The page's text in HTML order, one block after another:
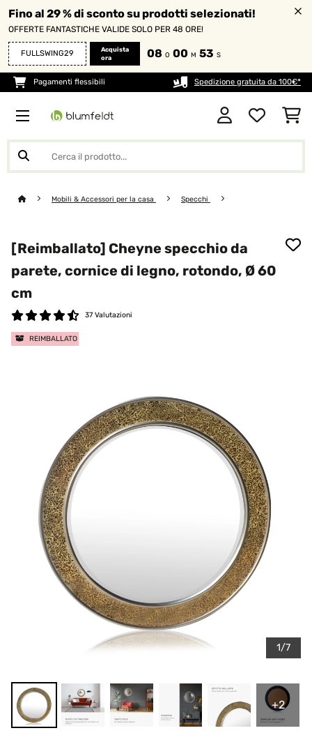
Fino al 29 % di sconto su prodotti selezionati!
OFFERTE FANTASTICHE VALIDE SOLO PER 48 ORE!
FULLSWING29
Acquista
ora
08 O 00 M 52 S
Pagamenti flessibili Spedizione gratuita da 100€*
Mobili & Accessori per la casa Specchi
[Reimballato] Cheyne specchio da
parete, cornice di legno, rotondo, Ø 60
cm
37 Valutazioni
REIMBALLATO
1/7
+2